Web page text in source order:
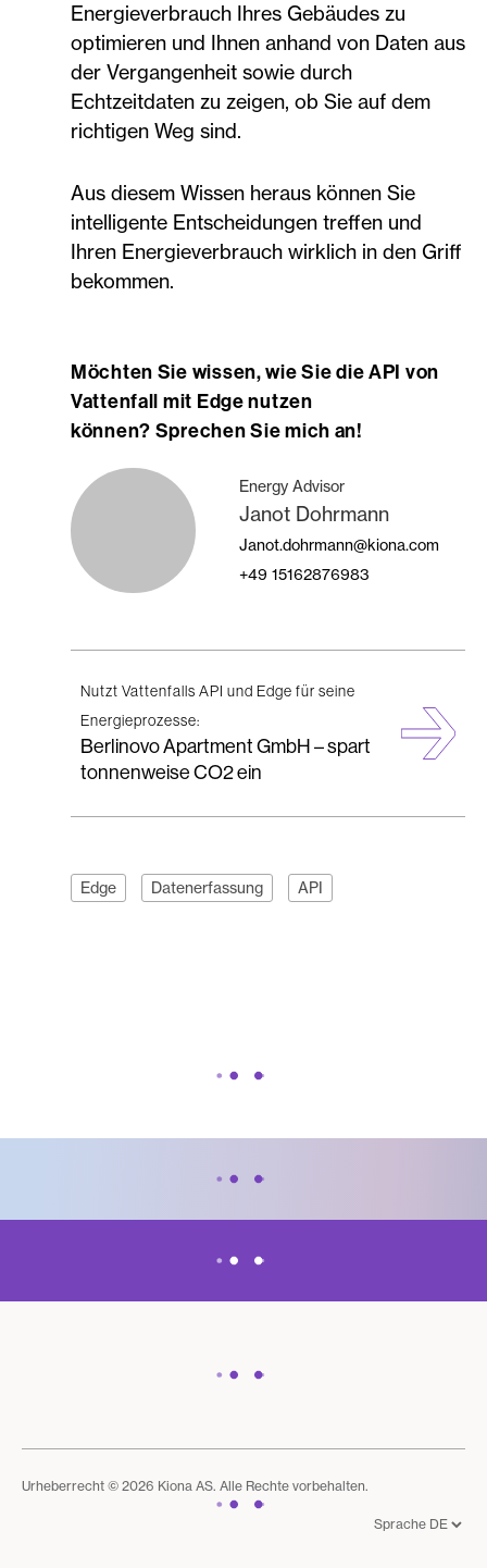
Energieverbrauch Ihres Gebäudes zu
optimieren und Ihnen anhand von Daten aus
der Vergangenheit sowie durch
Echtzeitdaten zu zeigen, ob Sie auf dem
richtigen Weg sind.
Aus diesem Wissen heraus können Sie
intelligente Entscheidungen treffen und
Ihren Energieverbrauch wirklich in den Griff
bekommen.
Möchten Sie wissen, wie Sie die API von
Vattenfall mit Edge nutzen
können? Sprechen Sie mich an!
Energy Advisor
Janot Dohrmann
Janot.dohrmann@kiona.com
+49 15162876983
Nutzt Vattenfalls API und Edge für seine
Energieprozesse:
Berlinovo Apartment GmbH – spart
tonnenweise CO2 ein
Edge Datenerfassung API
Urheberrecht © 2026 Kiona AS. Alle Rechte vorbehalten.